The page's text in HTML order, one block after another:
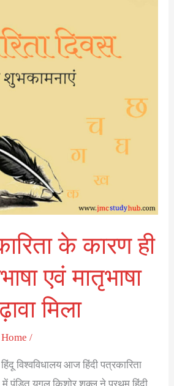
के कारण ही
एवं मातृभाषा
मिला
Home /
विश्वविधालय आज हिंदी पत्रकारिता